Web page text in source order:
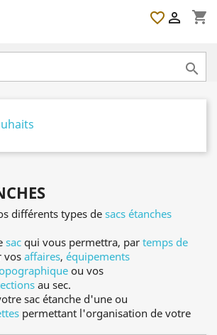
shopping_cart

favorite_border

différents types de sacs étanches
sac qui vous permettra, par temps de
vos affaires, équipements
ou vos
au sec.
sac étanche d'une ou
permettant l'organisation de votre